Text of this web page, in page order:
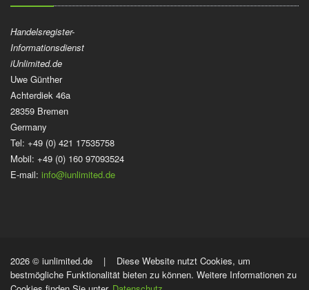
Handelsregister-
Informationsdienst
iUnlimited.de
Uwe Günther
Achterdiek 46a
28359 Bremen
Germany
Tel: +49 (0) 421 17535758
Mobil: +49 (0) 160 97093524
E-mail: info@iunlimited.de
2026 © iunlimited.de | Diese Website nutzt Cookies, um
bestmögliche Funktionalität bieten zu können. Weitere Informationen zu